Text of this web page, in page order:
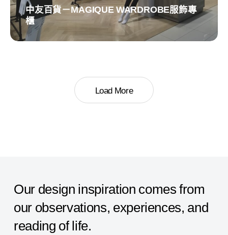
飾
專
櫃
中友百貨－MAGIQUE WARDROBE服飾專
櫃
Load More
Ourdesigninspirationcomesfrom
ourobservations, experiences, and
readingoflife.